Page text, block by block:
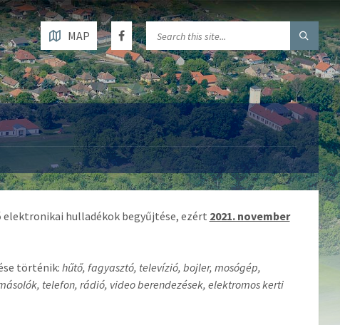
MAP
hulladékok begyűjtése, ezért 2021. november
történik: hűtő, fagyasztó, televízió, bojler, mosógép,
telefon, rádió, video berendezések, elektromos kerti